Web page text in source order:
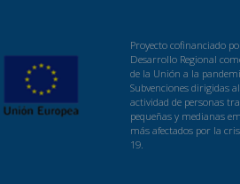
Proyecto cofinanciado
Desarrollo Regional
de la Unión a la
Subvenciones dirigidas
actividad de personas
pequeñas y medianas
más afectados por la
19.